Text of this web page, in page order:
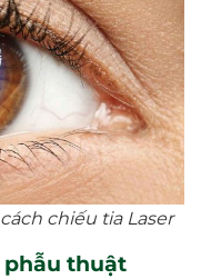
chiếu tia Laser
phẫu thuật